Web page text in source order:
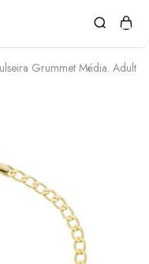
Grummet Média.